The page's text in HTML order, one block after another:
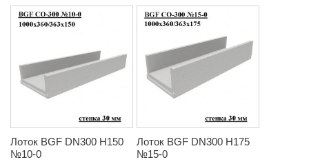
Лоток BGF DN300 H150
№10-0
Лоток BGF DN300 H175
№15-0